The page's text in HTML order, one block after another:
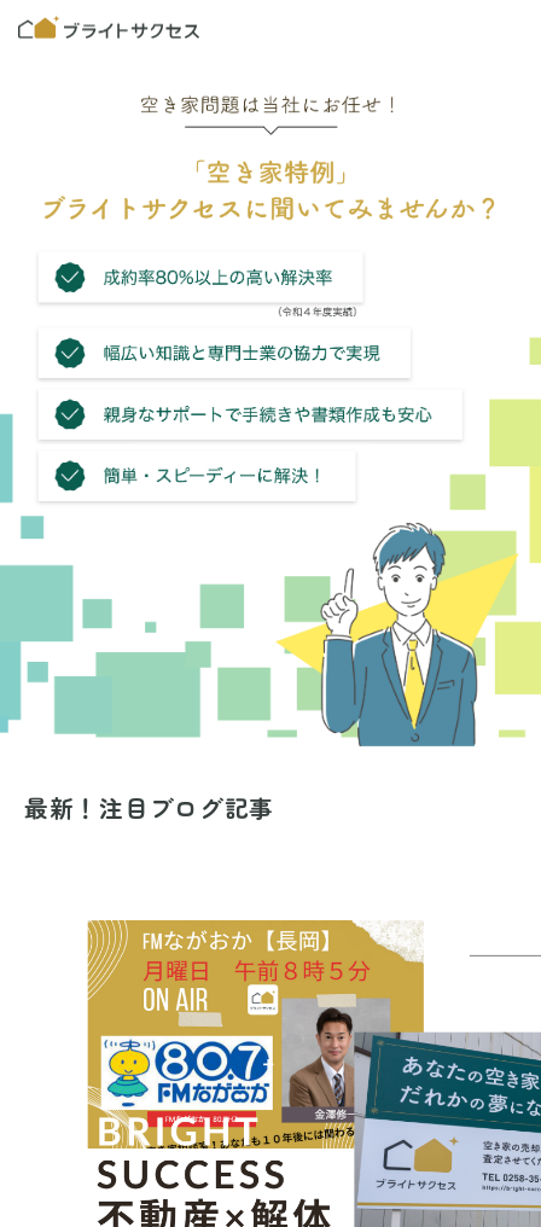
最新！注目ブログ記事